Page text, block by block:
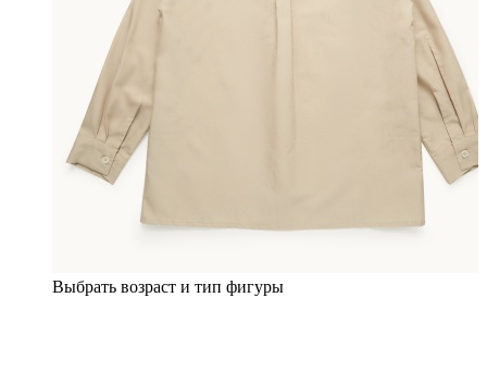
Выбрать возраст и тип фигуры